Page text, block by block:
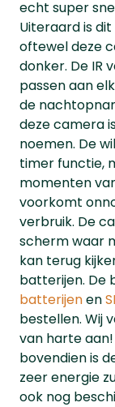
echt super
Uiteraard is
oftewel deze
donker. De IR
passen aan
de
deze camera
noemen. De
timer functie,
momenten
voorkomt
verbruik. De
scherm waar
kan terug
batterijen. De
batterijenen
bestellen. Wij
van harte
bovendien is
zeer energie
ook nog